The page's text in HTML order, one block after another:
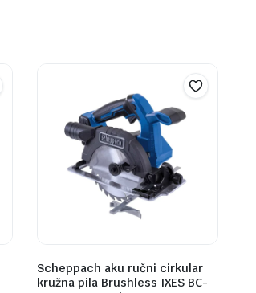
Scheppach aku ručni cirkular
kružna pila Brushless IXES BC-